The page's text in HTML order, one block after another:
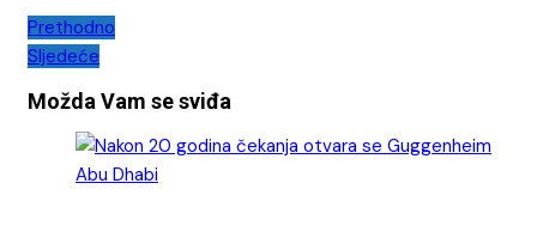
Navigacija
objava
Prethodno
Sljedeće
Možda Vam se sviđa